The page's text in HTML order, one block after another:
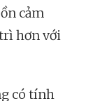
cảm
hơn với
có tính